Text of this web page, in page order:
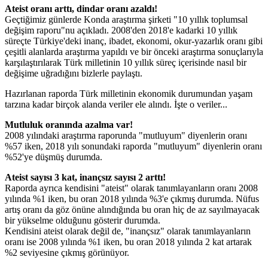
Ateist oranı arttı, dindar oranı azaldı!
Geçtiğimiz günlerde Konda araştırma şirketi "10 yıllık toplumsal
değişim raporu"nu açıkladı. 2008'den 2018'e kadarki 10 yıllık
süreçte Türkiye'deki inanç, ibadet, ekonomi, okur-yazarlık oranı gibi
çeşitli alanlarda araştırma yapıldı ve bir önceki araştırma sonuçlarıyla
karşılaştırılarak Türk milletinin 10 yıllık süreç içerisinde nasıl bir
değişime uğradığını bizlerle paylaştı.
Hazırlanan raporda Türk milletinin ekonomik durumundan yaşam
tarzına kadar birçok alanda veriler ele alındı. İşte o veriler...
Mutluluk oranında azalma var!
2008 yılındaki araştırma raporunda "mutluyum" diyenlerin oranı
%57 iken, 2018 yılı sonundaki raporda "mutluyum" diyenlerin oranı
%52'ye düşmüş durumda.
Ateist sayısı 3 kat, inançsız sayısı 2 arttı!
Raporda ayrıca kendisini "ateist" olarak tanımlayanların oranı 2008
yılında %1 iken, bu oran 2018 yılında %3'e çıkmış durumda. Nüfus
artış oranı da göz önüne alındığında bu oran hiç de az sayılmayacak
bir yükselme olduğunu gösterir durumda.
Kendisini ateist olarak değil de, "inançsız" olarak tanımlayanların
oranı ise 2008 yılında %1 iken, bu oran 2018 yılında 2 kat artarak
%2 seviyesine çıkmış görünüyor.